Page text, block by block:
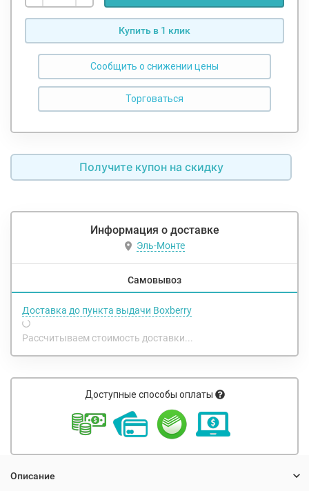
Купить в 1 клик
Сообщить о снижении цены
Получите купон на скидку
Информация о доставке
Эль-Монте
Самовывоз
Доставка до пункта выдачи Boxberry
Рассчитываем стоимость доставки...
Доступные способы оплаты
Описание